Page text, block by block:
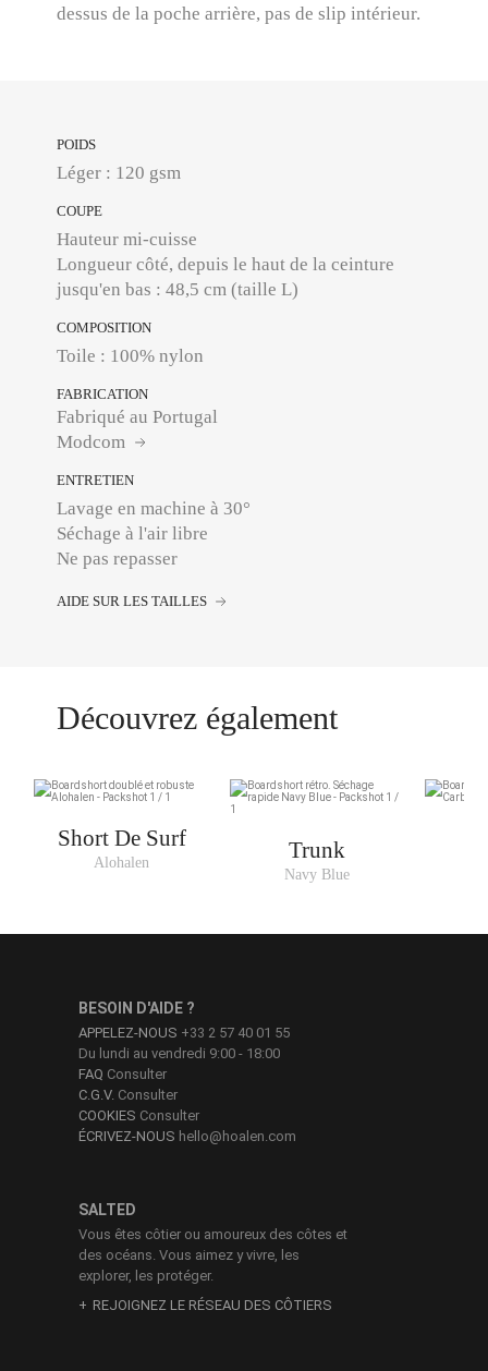
dessus de la poche arrière, pas de slip intérieur.
POIDS
Léger : 120 gsm
COUPE
Hauteur mi-cuisse
Longueur côté, depuis le haut de la ceinture
jusqu'en bas : 48,5 cm (taille L)
COMPOSITION
Toile : 100% nylon
FABRICATION
Fabriqué au Portugal
Modcom
ENTRETIEN
Lavage en machine à 30°
Séchage à l'air libre
Ne pas repasser
AIDE SUR LES TAILLES
Découvrez également
Short De Surf
Alohalen Trunk
Navy Blue
SALTED
Vous êtes côtier ou amoureux des côtes et
des océans. Vous aimez y vivre, les
explorer, les protéger.
REJOIGNEZ LE RÉSEAU DES CÔTIERS
BESOIN D'AIDE ?
APPELEZ-NOUS +33 2 57 40 01 55
Du lundi au vendredi 9:00 - 18:00
FAQ Consulter
C.G.V. Consulter
COOKIES Consulter
ÉCRIVEZ-NOUS hello@hoalen.com